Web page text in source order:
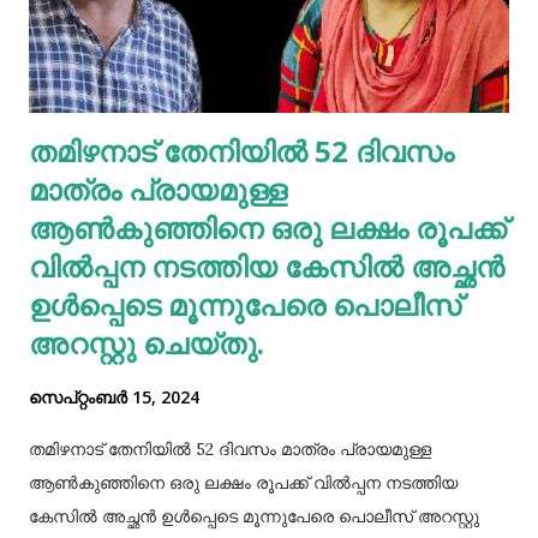
മനസ്സിലാക്കി. ഒരു ചങ്ങലയിൽ ബന്ധിച്ച 500 പൂച്ചകളെ
ശത്രുക്യാമ്പ് അവരുടെ സൈന്യത്തിൻ്റെ മുൻനിരയിൽ
നിർത്തി. ഈ പൂച്ചകളെ കണ്ട് നെപ്പോളിയൻ പിൻവാങ്ങാൻ
തുടങ്ങി, പിടിക്കപ്പെട്ടു, യുദ്ധത്തിൽ പരാജയപ്പെട്ടു, ഒടുവിൽ
മരണത്തെ അഭിമുഖീകരിച്ചു. മറ്റൊരു കഥയുണ്ട്. ഒരിക്കൽ ഒരു
പ്രേതം ഒരു മനുഷ്യനെ പിടികൂടി. പ്രേ...
തമിഴനാട് തേനിയില്‍ 52 ദിവസം
മാത്രം പ്രായമുള്ള
ആണ്‍കുഞ്ഞിനെ ഒരു ലക്ഷം രൂപക്ക്
വില്‍പ്പന നടത്തിയ കേസില്‍ അച്ഛൻ
ഉള്‍പ്പെടെ മൂന്നുപേരെ പൊലീസ്
അറസ്റ്റു ചെയ്തു.
സെപ്റ്റംബർ 15, 2024
തമിഴനാട് തേനിയില്‍ 52 ദിവസം മാത്രം പ്രായമുള്ള
ആണ്‍കുഞ്ഞിനെ ഒരു ലക്ഷം രൂപക്ക് വില്‍പ്പന നടത്തിയ
കേസില്‍ അച്ഛൻ ഉള്‍പ്പെടെ മൂന്നുപേരെ പൊലീസ് അറസ്റ്റു